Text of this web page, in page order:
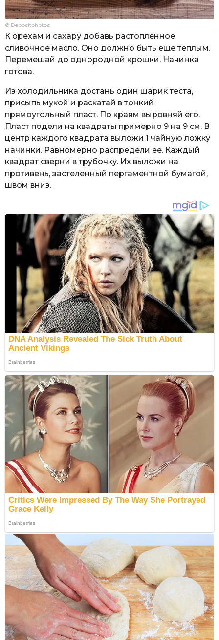
© Depositphotos
К орехам и сахару добавь растопленное
сливочное масло. Оно должно быть еще теплым.
Перемешай до однородной крошки. Начинка
готова.
Из холодильника достань один шарик теста,
присыпь мукой и раскатай в тонкий
прямоугольный пласт. По краям выровняй его.
Пласт подели на квадраты примерно 9 на 9 см. В
центр каждого квадрата выложи 1 чайную ложку
начинки. Равномерно распредели ее. Каждый
квадрат сверни в трубочку. Их выложи на
противень, застеленный пергаментной бумагой,
швом вниз.